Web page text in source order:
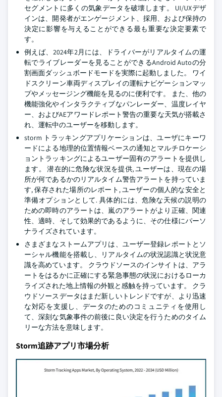
セグメントに多くの気象データを破壊します。 UI/UXデザ
インは、開発者がエンゲージメント、採用、および保持の
決定に影響を与えることができる最も重要な決定要素で
す。
例えば、2024年2月には、ドライバーがリアルタイムの運
転でライブレーダーを見ることができるAndroid Autoの分
割画面ダッシュボードモードを実際に起動しました。 ワイ
ドスクリーン車両ディスプレイの運転ナビゲーションマッ
プやメッセージング機能を見るのに便利です。 また、他の
機能強化やインタラクティブなパンレーダー、温度レイヤ
ー、およびAEアワードレポート警告の重要な天気が搭載さ
れ、運転中のユーザーを移動します。
storm トラッキングアプリケーションは、ユーザにキーワ
ードによる地理的位置情報ベースの通知とマルチロケーシ
ョントラッキングによるユーザー固有のアラートを提供し
ます。 潜在的に危険な状況を提供, ユーザーは、現在の場
所が何であるかのリアルタイム警告アラートを持っていま
す, 保存された場所のレポート, ユーザーの個人的な安全と
準備オプションとして. 具体的には、危険な天候の説明の
ための即時のアラートは、嵐のアラートがより正確、関連
性、適時、そして効果的であるように、その仕様にパーソ
ナライズされています。
さまざまなストームアプリは、ユーザー登録レポートとソ
ーシャル機能を搭載し、リアルタイムの状況認識と状況意
識を高めています。 クラウドソースのインサイトは、アラ
ートをはるかに正確にする緊急事態の状況におけるローカ
ライズされた地上情報の外観と感触を持っています。 クラ
ウドソースデータはまだ新しいトレンドですが、より迅速
な対応を支援し、データのためのコミュニティを使用し
て、深刻な気象事件の前後に良い決定を行うためのタイム
リーな方法を意味します。
Storm追跡アプリ市場分析